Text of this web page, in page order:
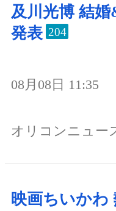
及川光博 結
発表 204
08月08日 11:35
オリコンニュー
映画ちいかわ